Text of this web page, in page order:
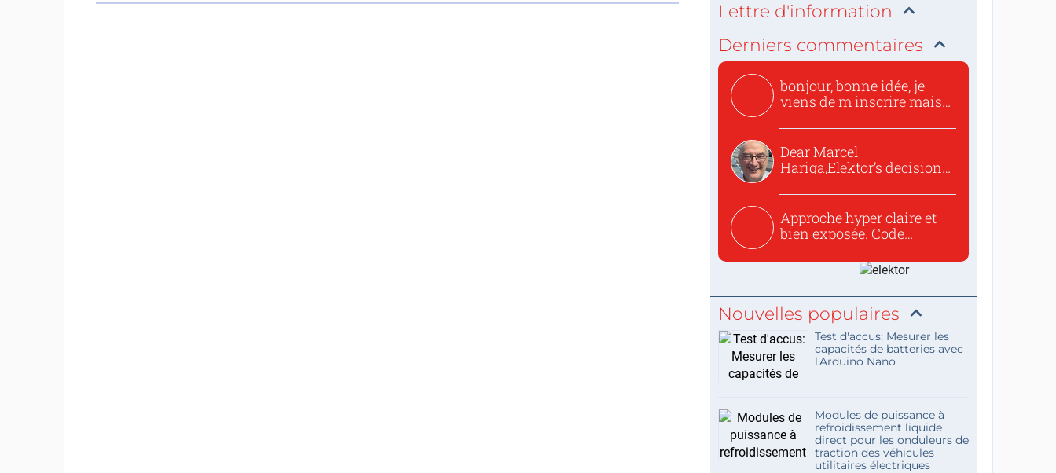
Lettre d'information
Derniers commentaires
bonjour, bonne idée, je
viens de m inscrire mais
Dear Marcel
Hariga,Elektor’s decision
Approche hyper claire et
bien exposée. Code
Nouvelles populaires
Test d'accus: Mesurer les
capacités de batteries avec
l'Arduino Nano
Modules de puissance à
refroidissement liquide
direct pour les onduleurs de
traction des véhicules
utilitaires électriques